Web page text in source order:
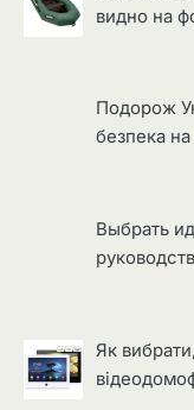
видно на
Подорож
безпека
Выбрать
Як